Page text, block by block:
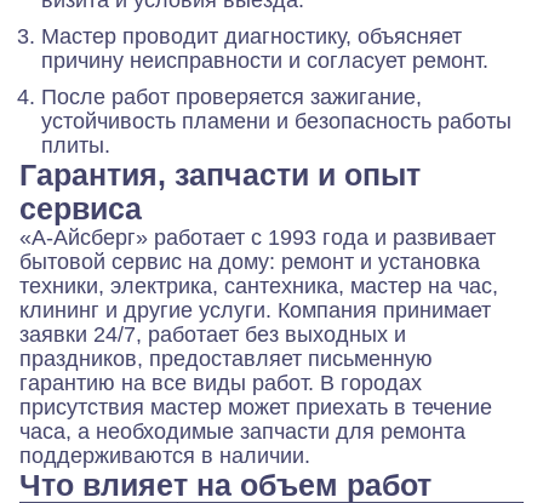
Мастер проводит диагностику, объясняет
причину неисправности и согласует ремонт.
После работ проверяется зажигание,
устойчивость пламени и безопасность работы
плиты.
Гарантия, запчасти и опыт
сервиса
«А-Айсберг» работает с 1993 года и развивает
бытовой сервис на дому: ремонт и установка
техники, электрика, сантехника, мастер на час,
клининг и другие услуги. Компания принимает
заявки 24/7, работает без выходных и
праздников, предоставляет письменную
гарантию на все виды работ. В городах
присутствия мастер может приехать в течение
часа, а необходимые запчасти для ремонта
поддерживаются в наличии.
Что влияет на объем работ